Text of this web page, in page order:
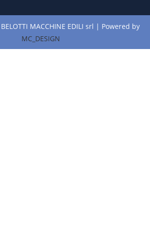
MACCHINE EDILI srl | Powered by
MC_DESIGN